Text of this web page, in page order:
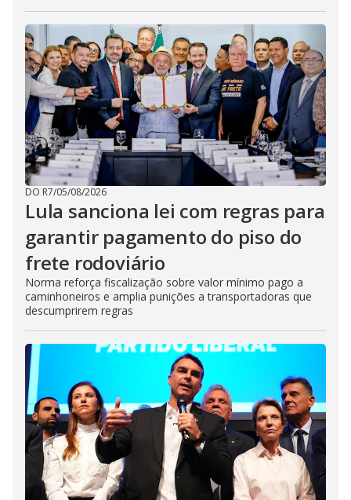
DO R7/05/08/2026
Lula sanciona lei com regras para
garantir pagamento do piso do
frete rodoviário
Norma reforça fiscalização sobre valor mínimo pago a
caminhoneiros e amplia punições a transportadoras que
descumprirem regras